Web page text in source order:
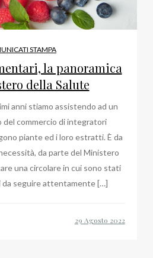
STAMPA
la panoramica
della Salute
anni stiamo assistendo ad un
commercio di integratori
piante ed i loro estratti. È da
da parte del Ministero
una circolare in cui sono stati
da seguire attentamente […]